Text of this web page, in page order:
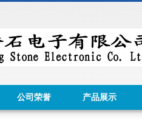
公司荣誉 产品展示